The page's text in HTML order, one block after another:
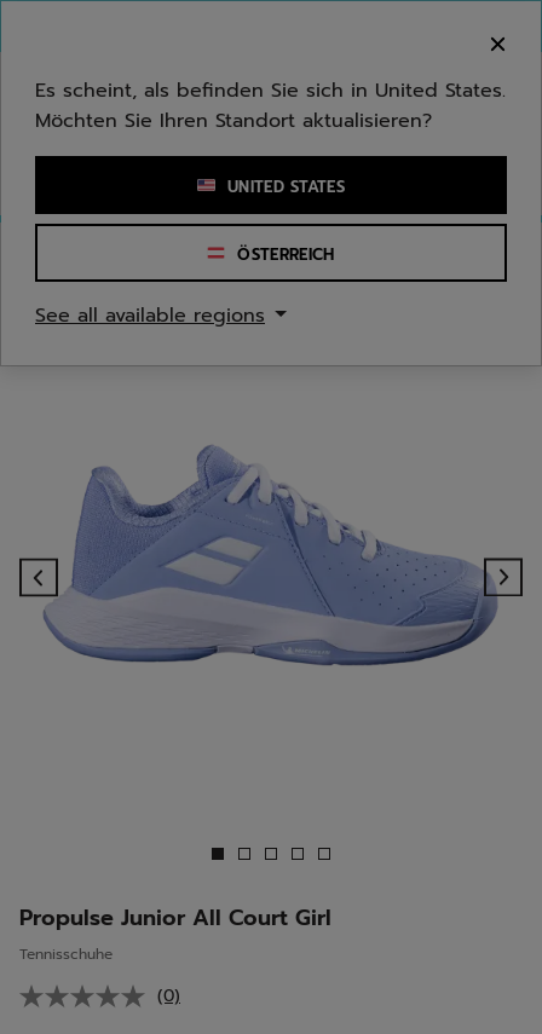
Stichwort oder Artikelnummer eingeben
Previous
Propulse Junior All Court Girl
Tennisschuhe
Kein
(0)
Es scheint, als befinden Sie sich in United States.
Möchten Sie Ihren Standort aktualisieren?
UNITED STATES
ÖSTERREICH
See all available regions